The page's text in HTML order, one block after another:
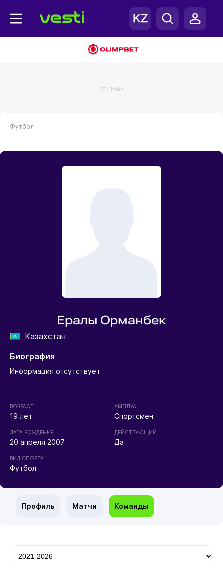
РЕКЛАМА
Футбол
Ералы Орманбек
Казахстан
Биография
Информация отсутствует
ВОЗРАСТ
19 лет
ДАТА РОЖДЕНИЯ
20 апреля 2007
ВИД СПОРТА
Футбол
АМПЛУА
Спортсмен
ДЕЙСТВУЮЩИЙ
Да
Профиль Матчи Команды